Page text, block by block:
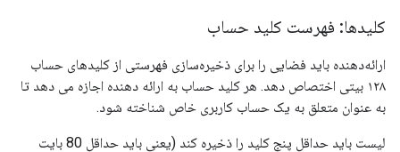
کلیدها: فهرست کلید حساب
ارائه‌دهنده باید فضایی را برای ذخیره‌سازی فهرستی از کلیدهای حساب
۱۲۸ بیتی اختصاص دهد. هر کلید حساب به ارائه دهنده اجازه می دهد تا
به عنوان متعلق به یک حساب کاربری خاص شناخته شود.
لیست باید حداقل پنج کلید را ذخیره کند (یعنی باید حداقل 80 بایت